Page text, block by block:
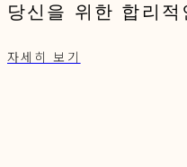
당신을 위한 합리적
자세히 보기